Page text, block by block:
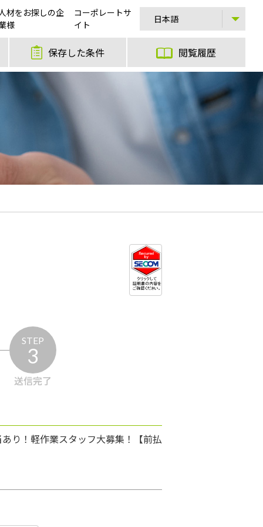
材をお探しの企
様
コーポレートサ
イト
保存した条件 閲覧履歴
STEP
3
送信完了
り！軽作業スタッフ大募集！【前払